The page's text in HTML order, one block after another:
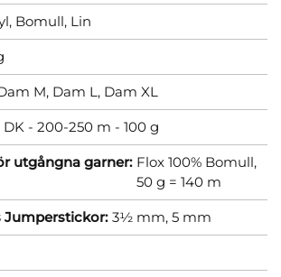
Bomull, Lin
M, Dam L, Dam XL
DK - 200-250 m - 100 g
utgångna garner: Flox 100% Bomull,
50 g = 140 m
Jumperstickor: 3½ mm, 5 mm